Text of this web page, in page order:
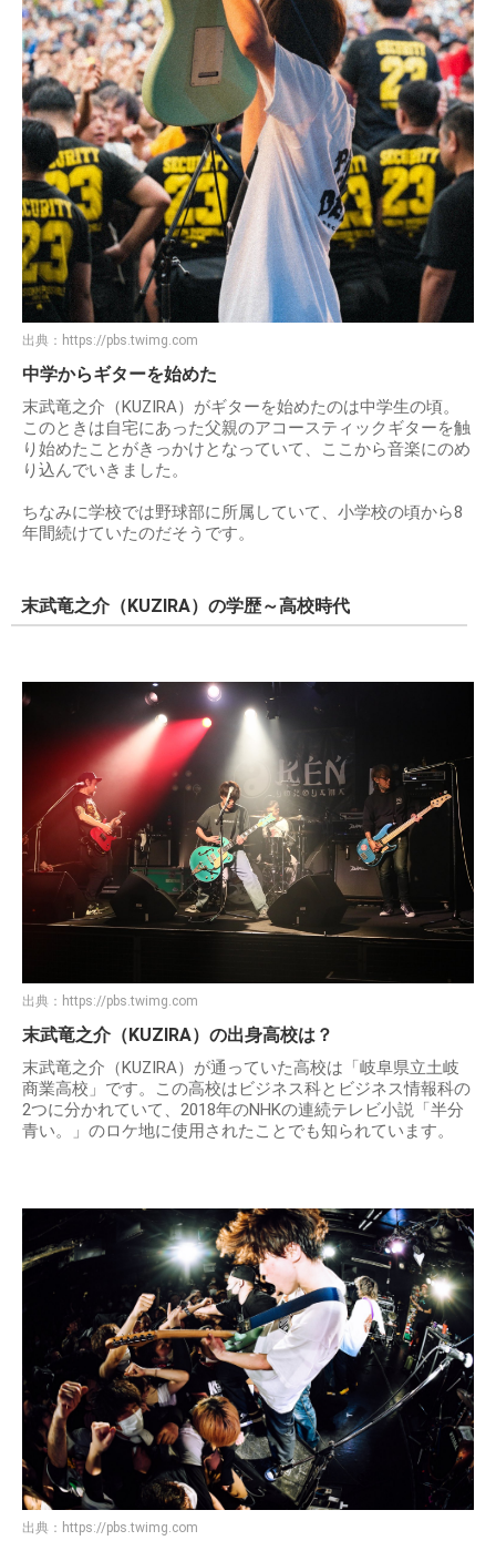
出典： https://pbs.twimg.com
中学からギターを始めた
末武竜之介（KUZIRA）がギターを始めたのは中学生の頃。
このときは自宅にあった父親のアコースティックギターを触
り始めたことがきっかけとなっていて、ここから音楽にのめ
り込んでいきました。
ちなみに学校では野球部に所属していて、小学校の頃から8
年間続けていたのだそうです。
末武竜之介（KUZIRA）の学歴～高校時代
出典： https://pbs.twimg.com
末武竜之介（KUZIRA）の出身高校は？
末武竜之介（KUZIRA）が通っていた高校は「岐阜県立土岐
商業高校」です。この高校はビジネス科とビジネス情報科の
2つに分かれていて、2018年のNHKの連続テレビ小説「半分
青い。」のロケ地に使用されたことでも知られています。
出典： https://pbs.twimg.com